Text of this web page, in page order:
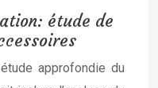
étude de
approfondie du